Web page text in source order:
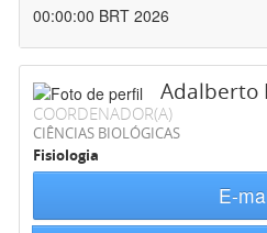
00:00:00 BRT 2026
Adalberto
COORDENADOR(A)
CIÊNCIAS BIOLÓGICAS
Fisiologia
E-